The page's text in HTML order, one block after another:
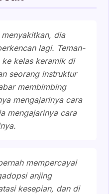
dia
lagi. Teman-
kelas keramik di
seorang instruktur
membimbing
mengajarinya cara
mengajarinya cara
mempercayai
anjing
kesepian, dan di